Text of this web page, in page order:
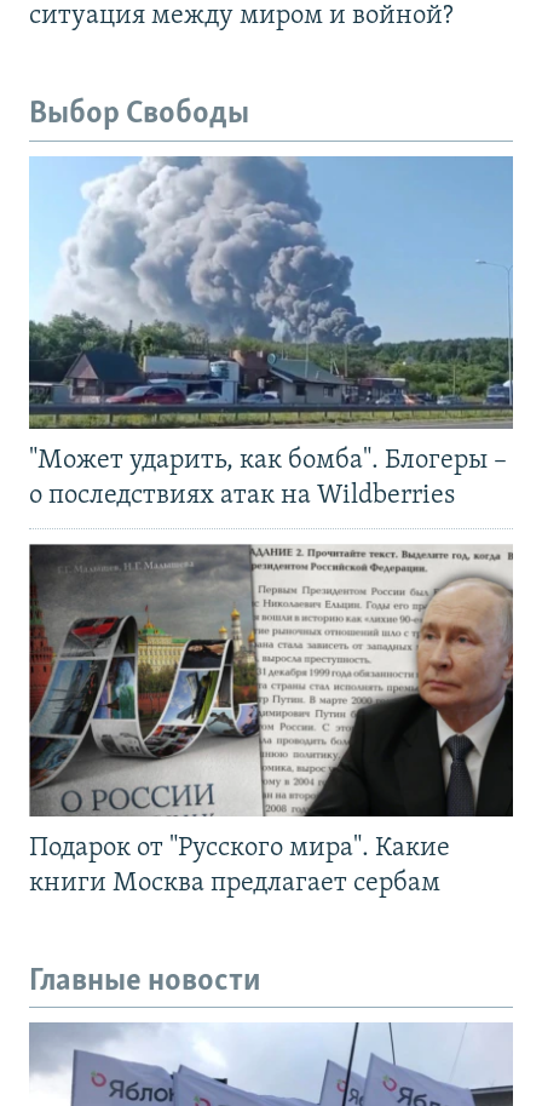
ситуация между миром и войной?
Выбор Свободы
"Может ударить, как бомба". Блогеры –
о последствиях атак на Wildberries
Подарок от "Русского мира". Какие
книги Москва предлагает сербам
Главные новости